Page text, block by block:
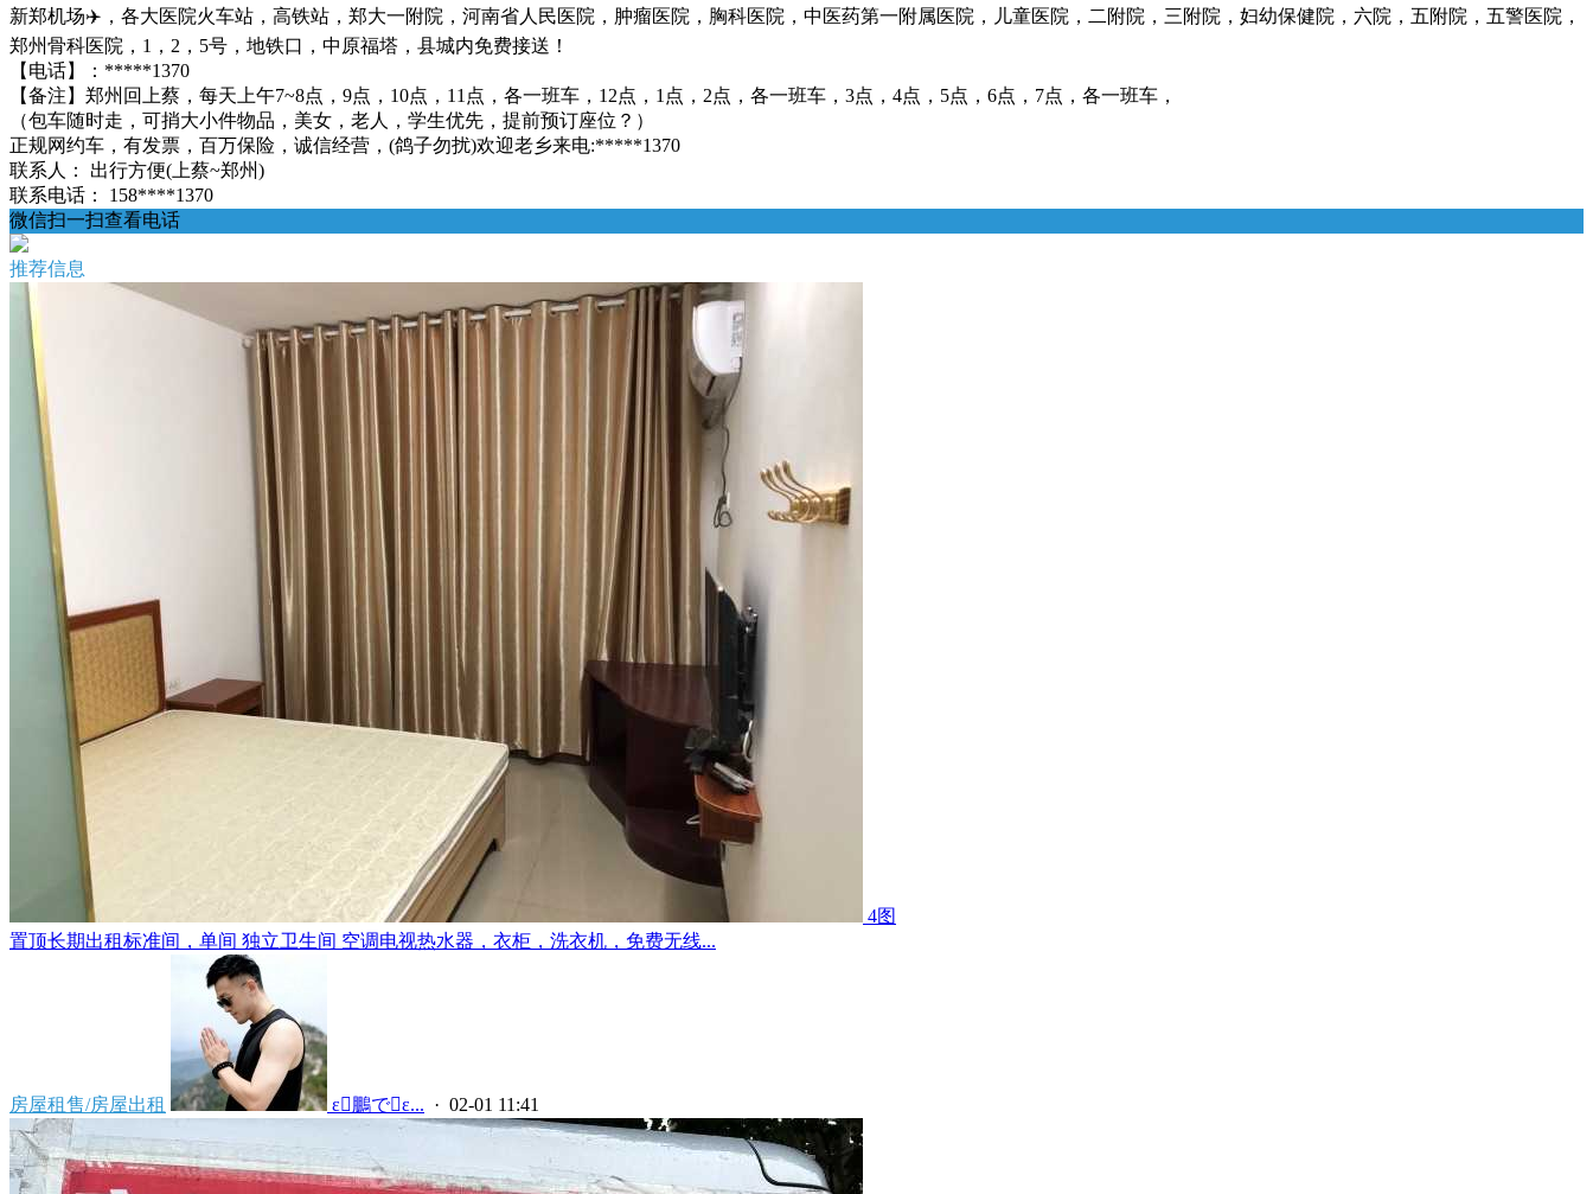
新郑机场✈️，各大医院火车站，高铁站，郑大一附院，河南省人民医院，肿瘤医院，胸科医院，中医药第一附属医院，儿童医院，二附院，三附院，妇幼保健院，六院，五附院，五警医院，
郑州骨科医院，1，2，5号，地铁口，中原福塔，县城内免费接送！
【电话】：*****1370
【备注】郑州回上蔡，每天上午7~8点，9点，10点，11点，各一班车，12点，1点，2点，各一班车，3点，4点，5点，6点，7点，各一班车，
（包车随时走，可捎大小件物品，美女，老人，学生优先，提前预订座位？）
正规网约车，有发票，百万保险，诚信经营，(鸽子勿扰)欢迎老乡来电:*****1370
联系人：
出行方便(上蔡~郑州)
联系电话：
158****1370
微信扫一扫查看电话
推荐信息
4图
置顶长期出租标准间，单间 独立卫生间 空调电视热水器，衣柜，洗衣机，免费无线...
房屋租售/房屋出租  ε鵬でε... · 02-01 11:41